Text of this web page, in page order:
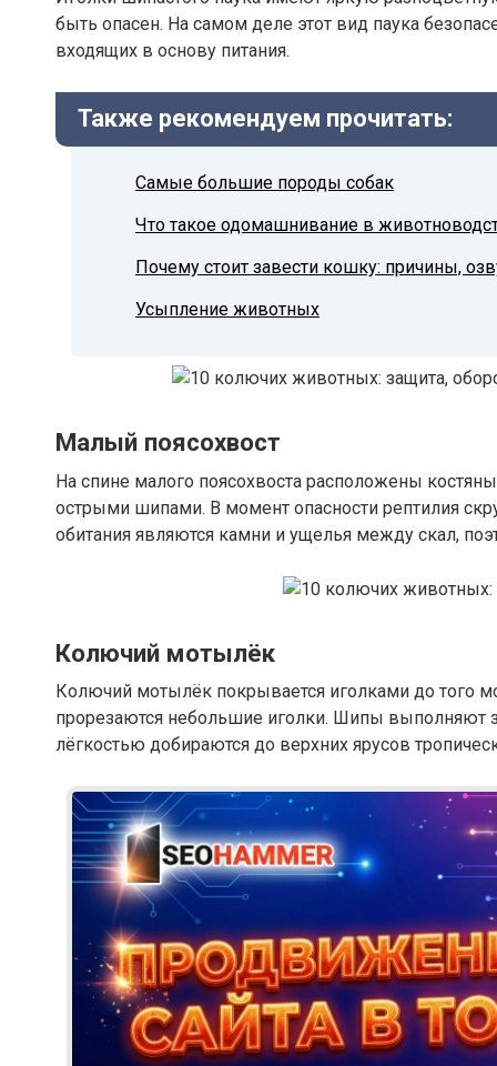
быть опасен. На самом деле этот вид паука
входящих в основу питания.
Также рекомендуем прочитать:
Самые большие породы собак
Что такое одомашнивание в
Почему стоит завести кошку: причины,
Усыпление животных
Малый поясохвост
На спине малого поясохвоста расположены
острыми шипами. В момент опасности рептилия
обитания являются камни и ущелья между скал,
Колючий мотылёк
Колючий мотылёк покрывается иголками до того
прорезаются небольшие иголки. Шипы
лёгкостью добираются до верхних ярусов